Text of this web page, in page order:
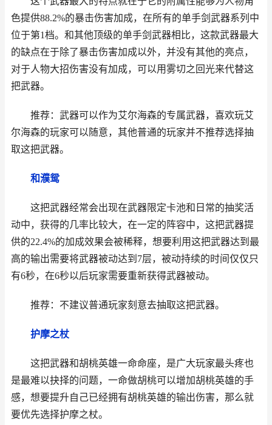
色提供88.2%的暴击伤害加成，在所有的单手剑武器系列中
位于第1档。和其他顶级的单手剑武器相比，这款武器最大
的缺点在于除了暴击伤害加成以外，并没有其他的亮点，
对于人物大招伤害没有加成，可以用雾切之回光来代替这
把武器。
推荐：武器可以作为艾尔海森的专属武器，喜欢玩艾
尔海森的玩家可以随意，其他普通的玩家并不推荐选择抽
取这把武器。
和濮鸳
这把武器经常会出现在武器限定卡池和日常的抽奖活
动中，获得的几率比较大，在一定的阵容中，这把武器提
供的22.4%的加成效果会被稀释，想要利用这把武器达到最
高的输出需要将武器被动达到7层，被动持续的时间仅仅只
有6秒，在6秒以后玩家需要重新获得武器被动。
推荐：不建议普通玩家刻意去抽取这把武器。
护摩之杖
这把武器和胡桃英雄一命命座，是广大玩家最头疼也
是最难以抉择的问题，一命做胡桃可以增加胡桃英雄的手
感，想要提升自己已经拥有胡桃英雄的输出伤害，那么就
要优先选择护摩之杖。